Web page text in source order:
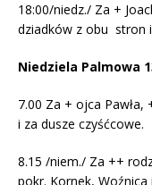
18:00/niedz./ Za +
dziadków z obu stron
Niedziela
7.00 Za + ojca
i za dusze czyśćcowe.
8.15 /niem./ Za ++
pokr. Kornek,